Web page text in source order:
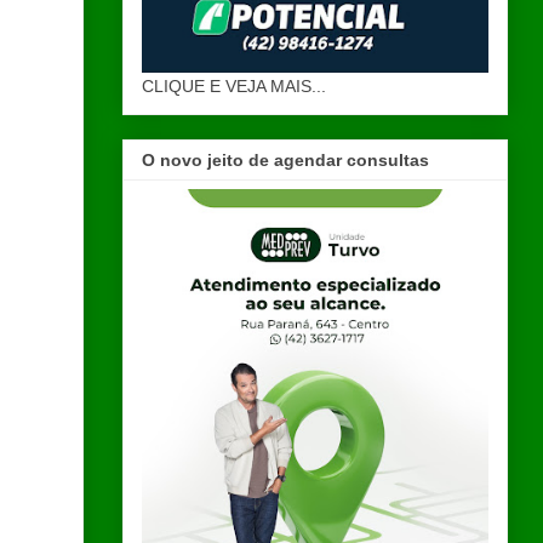
CLIQUE E VEJA MAIS...
O novo jeito de agendar consultas